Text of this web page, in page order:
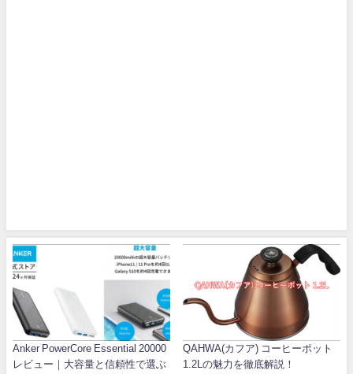
Anker PowerCore Essential 20000
レビュー｜大容量と信頼性で選ぶ
QAHWA(カフア) コーヒーポット
1.2Lの魅力を徹底解説！